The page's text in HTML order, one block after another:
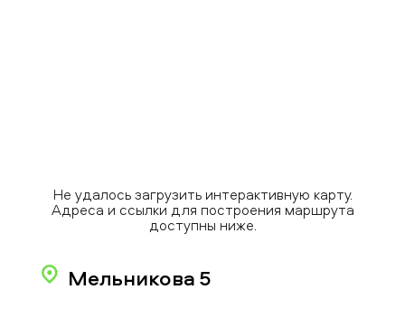
Не удалось загрузить интерактивную карту.
Адреса и ссылки для построения маршрута
доступны ниже.
Мельникова 5